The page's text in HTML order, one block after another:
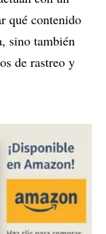
qué contenido
sino también
de rastreo y